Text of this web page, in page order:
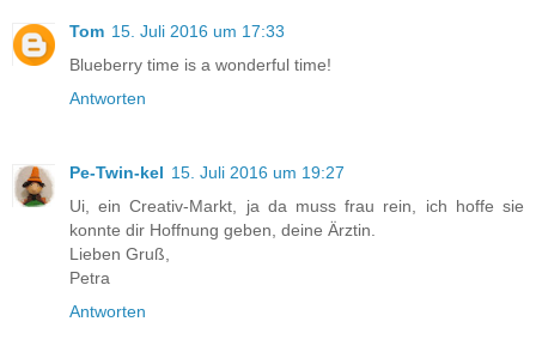
Tom 15. Juli 2016 um 17:33
Blueberry time is a wonderful time!
Antworten
Pe-Twin-kel 15. Juli 2016 um 19:27
Ui, ein Creativ-Markt, ja da muss frau rein, ich hoffe sie
konnte dir Hoffnung geben, deine Ärztin.
Lieben Gruß,
Petra
Antworten